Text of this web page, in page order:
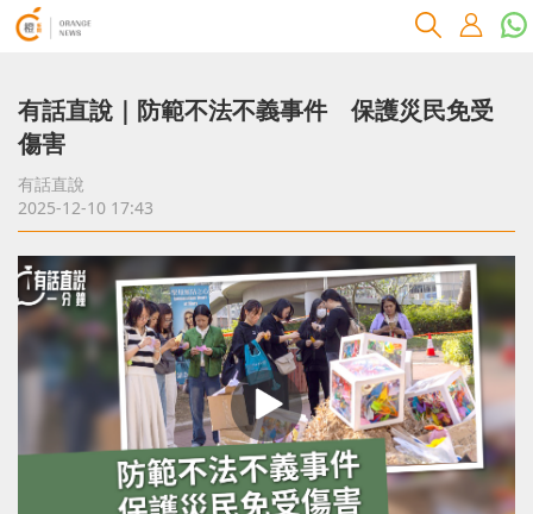
有話直說｜防範不法不義事件 保護災民免受
傷害
有話直說
2025-12-10 17:43